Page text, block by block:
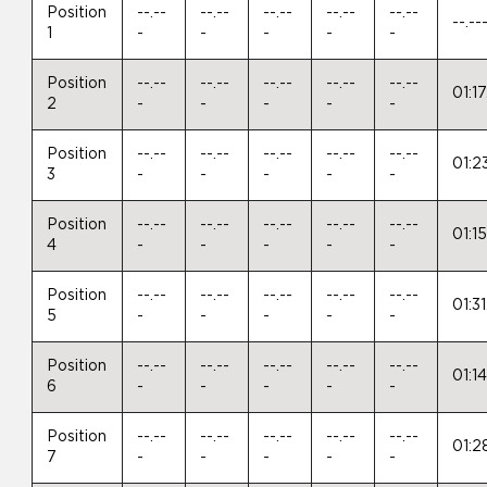
Position
--.--
-
--.--
-
--.--
-
--.--
-
--.--
-
--
Position
2
--.--
-
--.--
-
--.--
-
--.--
-
--.--
-
Position
3
--.--
-
--.--
-
--.--
-
--.--
-
--.--
-
Position
4
--.--
-
--.--
-
--.--
-
--.--
-
--.--
-
Position
5
--.--
-
--.--
-
--.--
-
--.--
-
--.--
-
Position
6
--.--
-
--.--
-
--.--
-
--.--
-
--.--
-
Position
7
--.--
-
--.--
-
--.--
-
--.--
-
--.--
-